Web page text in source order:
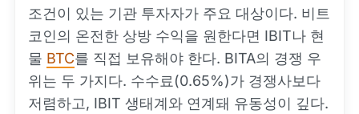
조건이 있는 기관 투자자가 주요 대상이다. 비트
코인의 온전한 상방 수익을 원한다면 IBIT나 현
물 BTC를 직접 보유해야 한다. BITA의 경쟁 우
위는 두 가지다. 수수료(0.65%)가 경쟁사보다
저렴하고, IBIT 생태계와 연계돼 유동성이 깊다.